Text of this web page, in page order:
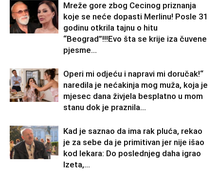
Mreže gore zbog Cecinog priznanja
koje se neće dopasti Merlinu! Posle 31
godinu otkrila tajnu o hitu
“Beograd”!!!Evo šta se krije iza čuvene
pjesme...
Operi mi odjeću i napravi mi doručak!“
naredila je nećakinja mog muža, koja je
mjesec dana živjela besplatno u mom
stanu dok je praznila...
Kad je saznao da ima rak pluća, rekao
je za sebe da je primitivan jer nije išao
kod lekara: Do poslednjeg daha igrao
Izeta,...